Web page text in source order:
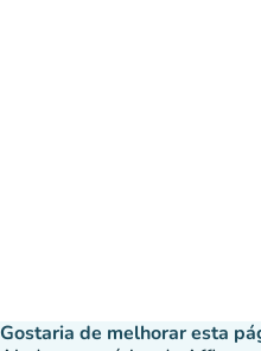
Gostaria de melhorar esta